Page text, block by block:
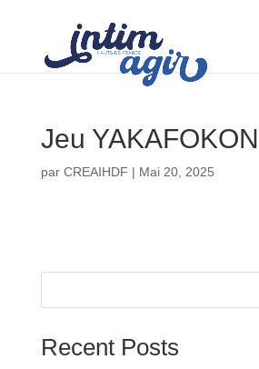
Jeu YAKAFOKON
par CREAIHDF | Mai 20, 2025
Recent Posts